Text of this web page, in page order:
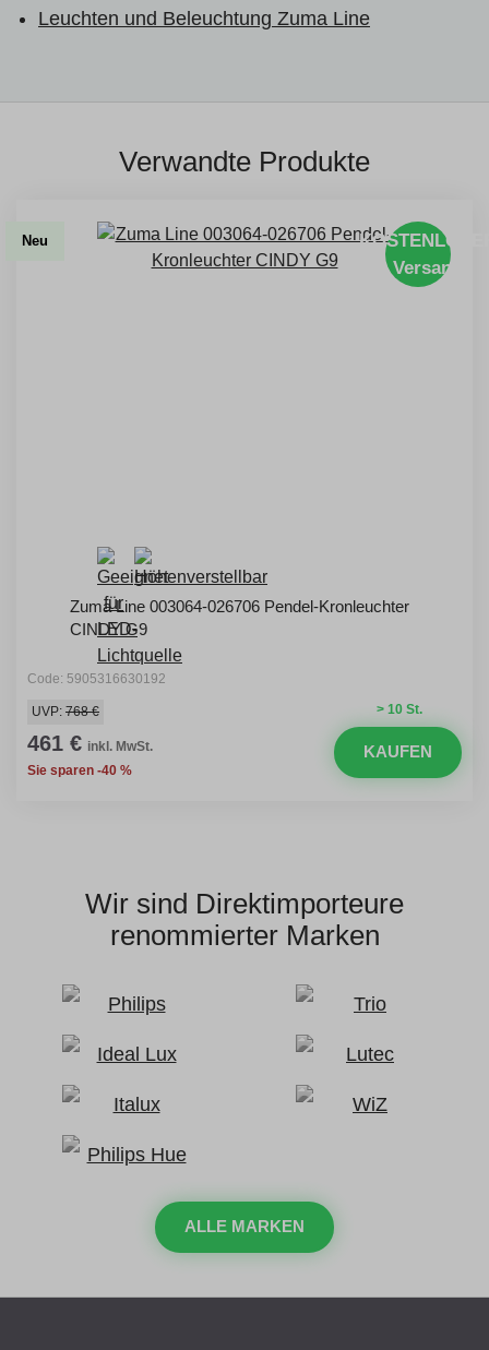
Leuchten und Beleuchtung Zuma Line
Verwandte Produkte
Neu
Versand
Zuma Line 003064-026706 Pendel-Kronleuchter
CINDY G9
Code: 5905316630192
> 10 St.
UVP: 768 €
461 € inkl. MwSt.
Sie sparen -40 %
KAUFEN
Wir sind Direktimporteure
renommierter Marken
ALLE MARKEN